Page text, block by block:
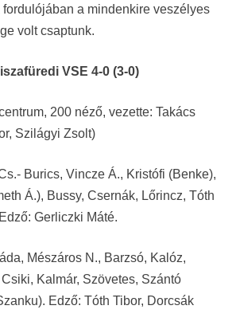
a mindenkire veszélyes
volt csaptunk.
VSE 4-0 (3-0)
200 néző, vezette: Takács
Szilágyi Zsolt)
Burics, Vincze Á., Kristófi (Benke),
Á.), Bussy, Csernák, Lőrincz, Tóth
Gerliczki Máté.
Mészáros N., Barzsó, Kalóz,
Kalmár, Szövetes, Szántó
Edző: Tóth Tibor, Dorcsák